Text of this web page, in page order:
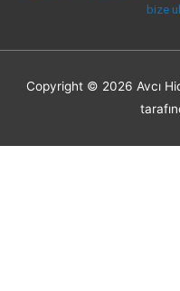
bize
Copyright © 2026 Avcı